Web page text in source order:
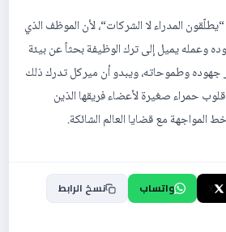
المدراء لا الشركات“، لأن الموظف الذي
وعمله يميل إلى ترك الوظيفة بحثاً عن بيئة
وطموحاته، ويبدو أن ميركل تدرك ذلك
حمراء صغيرة لأعضاء فريقها الذين
مع قضايا العالم الشائكة.
واتساب نسخ الرابط